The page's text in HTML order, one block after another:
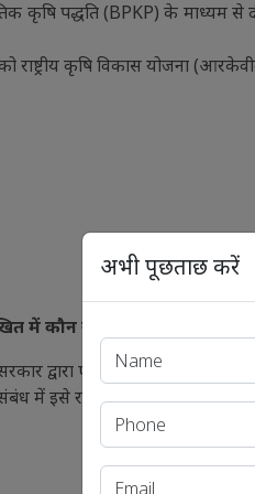
कृषि पद्धति (BPKP) के माध्यम
कृषि विकास योजना
में कौन सा/से कथन सत्य है/हैं?
द्वारा एनआईए एक्ट, 2008 के
में इसे राज्य सरकार के विशेष
अभी पूछताछ करें